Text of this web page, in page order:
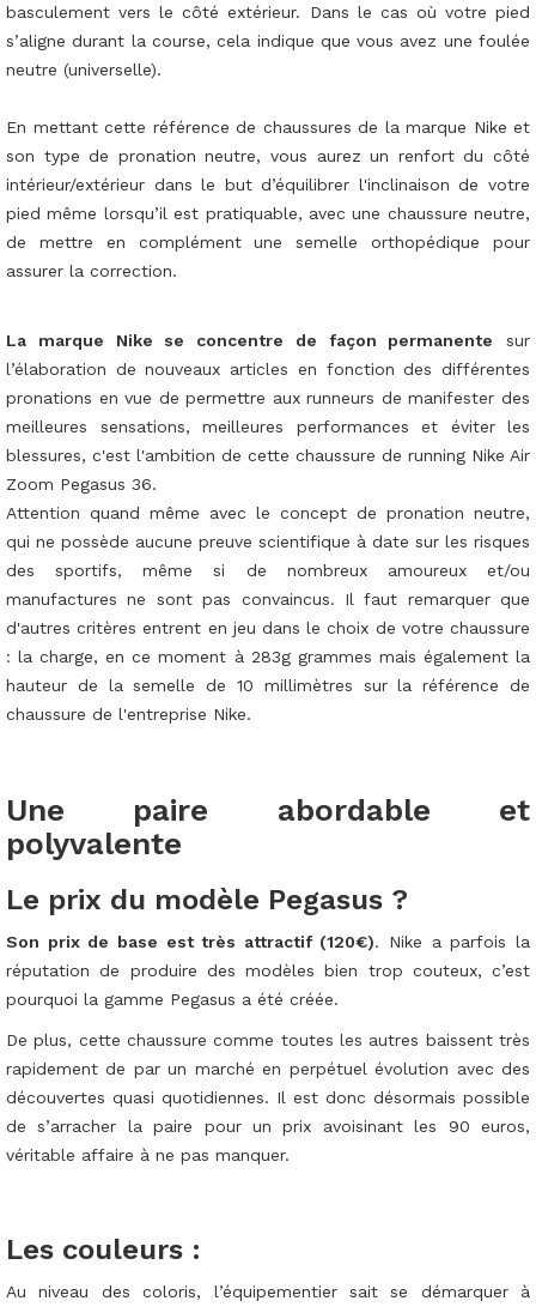
basculement vers le côté extérieur. Dans le cas où votre pied
s’aligne durant la course, cela indique que vous avez une foulée
neutre (universelle).
En mettant cette référence de chaussures de la marque Nike et
son type de pronation neutre, vous aurez un renfort du côté
intérieur/extérieur dans le but d’équilibrer l'inclinaison de votre
pied même lorsqu’il est pratiquable, avec une chaussure neutre,
de mettre en complément une semelle orthopédique pour
assurer la correction.
La marque Nike se concentre de façon permanente sur
l’élaboration de nouveaux articles en fonction des différentes
pronations en vue de permettre aux runneurs de manifester des
meilleures sensations, meilleures performances et éviter les
blessures, c'est l'ambition de cette chaussure de running Nike Air
Zoom Pegasus 36.
Attention quand même avec le concept de pronation neutre,
qui ne possède aucune preuve scientifique à date sur les risques
des sportifs, même si de nombreux amoureux et/ou
manufactures ne sont pas convaincus. Il faut remarquer que
d'autres critères entrent en jeu dans le choix de votre chaussure
: la charge, en ce moment à 283g grammes mais également la
hauteur de la semelle de 10 millimètres sur la référence de
chaussure de l'entreprise Nike.
Une paire abordable et
polyvalente
Le prix du modèle Pegasus ?
Son prix de base est très attractif (120€). Nike a parfois la
réputation de produire des modèles bien trop couteux, c’est
pourquoi la gamme Pegasus a été créée.
De plus, cette chaussure comme toutes les autres baissent très
rapidement de par un marché en perpétuel évolution avec des
découvertes quasi quotidiennes. Il est donc désormais possible
de s’arracher la paire pour un prix avoisinant les 90 euros,
véritable affaire à ne pas manquer.
Les couleurs :
Au niveau des coloris, l’équipementier sait se démarquer à